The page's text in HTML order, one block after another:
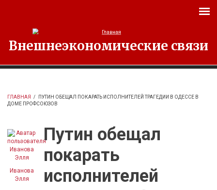
Внешнеэкономические связи
ГЛАВНАЯ /
ПУТИН ОБЕЩАЛ ПОКАРАТЬ ИСПОЛНИТЕЛЕЙ ТРАГЕДИИ В ОДЕССЕ В
ДОМЕ ПРОФСОЮЗОВ
Иванова
Элля
Путин обещал
покарать
исполнителей